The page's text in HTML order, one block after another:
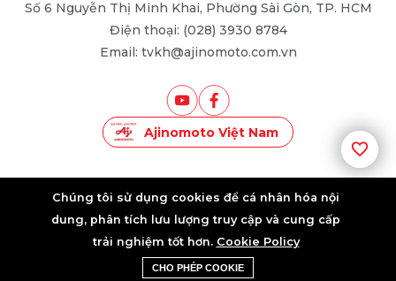
Sản Phẩm
Số 6 Nguyễn Thị Minh Khai, Phường Sài Gòn, TP. HCM
Điện thoại: (028) 3930 8784
Email: tvkh@ajinomoto.com.vn
Ajinomoto Việt Nam
©2025 • AJINOMOTO VIETNAM • ALL RIGHTS RESERVED
Chúng tôi sử dụng cookies để cá nhân hóa nội
dung, phân tích lưu lượng truy cập và cung cấp
trải nghiệm tốt hơn. Cookie Policy
CHO PHÉP COOKIE